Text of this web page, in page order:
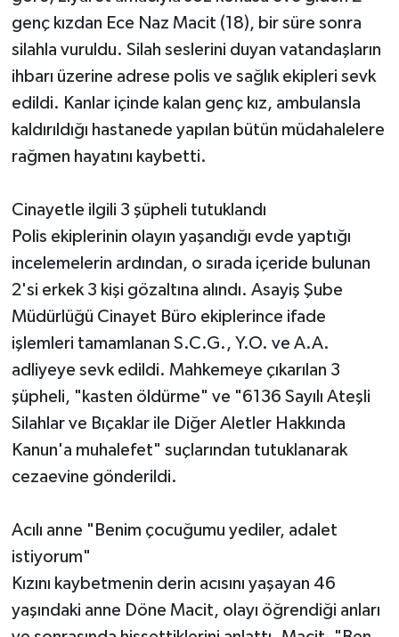
genç kızdan Ece Naz Macit (18), bir süre sonra
silahla vuruldu. Silah seslerini duyan vatandaşların
ihbarı üzerine adrese polis ve sağlık ekipleri sevk
edildi. Kanlar içinde kalan genç kız, ambulansla
kaldırıldığı hastanede yapılan bütün müdahalelere
rağmen hayatını kaybetti.
Cinayetle ilgili 3 şüpheli tutuklandı
Polis ekiplerinin olayın yaşandığı evde yaptığı
incelemelerin ardından, o sırada içeride bulunan
2'si erkek 3 kişi gözaltına alındı. Asayiş Şube
Müdürlüğü Cinayet Büro ekiplerince ifade
işlemleri tamamlanan S.C.G., Y.O. ve A.A.
adliyeye sevk edildi. Mahkemeye çıkarılan 3
şüpheli, "kasten öldürme" ve "6136 Sayılı Ateşli
Silahlar ve Bıçaklar ile Diğer Aletler Hakkında
Kanun'a muhalefet" suçlarından tutuklanarak
cezaevine gönderildi.
Acılı anne "Benim çocuğumu yediler, adalet
istiyorum"
Kızını kaybetmenin derin acısını yaşayan 46
yaşındaki anne Döne Macit, olayı öğrendiği anları